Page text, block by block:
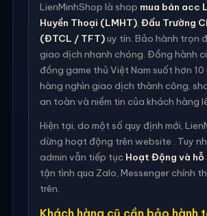
LienMinhShop là shop mua bán acc
Huyền Thoại (LMHT),Đấu Trường
(ĐTCL / TFT)uy tín. Bảo hành trọn
giao dịch nhanh chóng. Đồng hành
đồng game thủ Việt Nam suốt hơn 10
hàng nghìn giao dịch thành công,
an toàn và niềm tin của khách hàng
Hiện tại, do một số quy định mới,
dừng hoạt động trên website . Tuy
admin vẫn tiếp tục Hoạt Động và
tận tình qua Zalo, Messenger chính
trên.
Khách hàng cũ cần bảo hành